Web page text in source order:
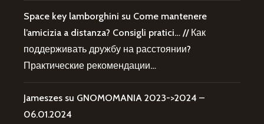
Space key lamborghini su Come mantenere
l’amicizia a distanza? Consigli pratici… // Как
поддерживать дружбу на расстоянии?
Практические рекомендации…
Jameszes su GNOMOMANIA 2023->2024 –
06.01.2024